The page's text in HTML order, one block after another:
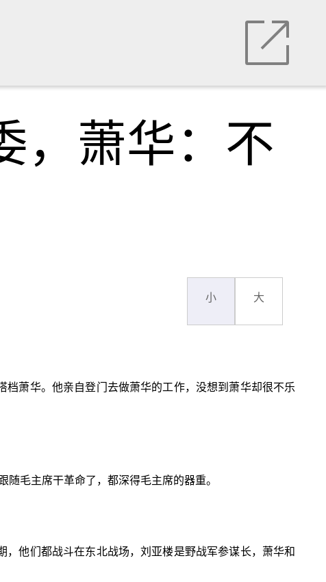
，萧华：不
小 大
萧华。他亲自登门去做萧华的工作，没想到萧华却很不乐
毛主席干革命了，都深得毛主席的器重。
他们都战斗在东北战场，刘亚楼是野战军参谋长，萧华和